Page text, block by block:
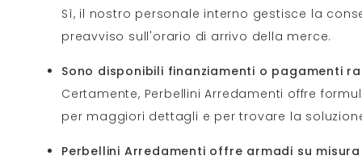
Sì, il nostro personale interno gestisce la
preavviso sull'orario di arrivo della merce.
Sono disponibili finanziamenti o pagamenti
Certamente, Perbellini Arredamenti offre
per maggiori dettagli e per trovare la
Perbellini Arredamenti offre armadi su